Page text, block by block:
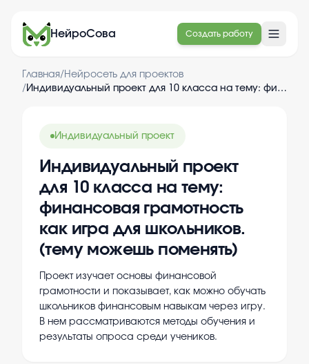
НейроСова Создать работу
Главная/ Нейросеть для проектов
/
Индивидуальный проект для 10 класса на тему: финансовая грамотность как игра для школьников. (тему можешь поменять)
Индивидуальный проект
Индивидуальный проект
для 10 класса на тему:
финансовая грамотность
как игра для школьников.
(тему можешь поменять)
Проект изучает основы финансовой
грамотности и показывает, как можно обучать
школьников финансовым навыкам через игру.
В нем рассматриваются методы обучения и
результаты опроса среди учеников.